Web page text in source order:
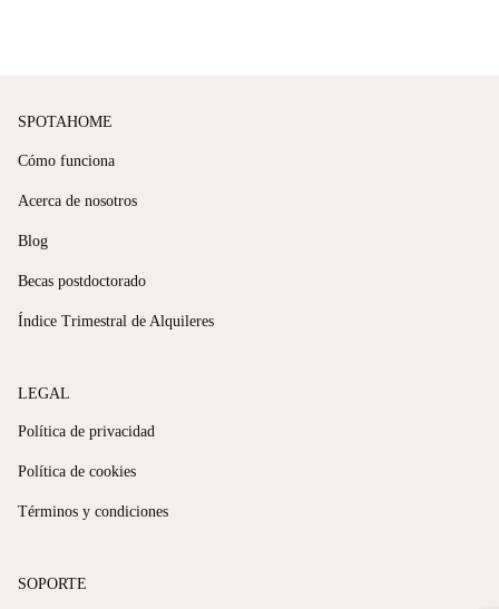
SPOTAHOME
Cómo funciona
Acerca de nosotros
Blog
Becas postdoctorado
Índice Trimestral de Alquileres
LEGAL
Política de privacidad
Política de cookies
Términos y condiciones
SOPORTE